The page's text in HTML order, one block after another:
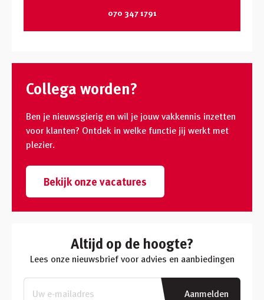
070 347 1791
Collega worden?
Ben je nieuwsgierig en wil je jouw vakkennis inzetten
voor klanten? Ontdek in welke functie jij werkt met
plezier.
Bekijk onze vacatures
Altijd op de hoogte?
Lees onze nieuwsbrief voor advies en aanbiedingen
Aanmelden